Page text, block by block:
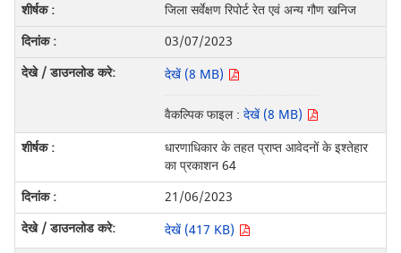
जिला सर्वेक्षण रिपोर्ट रेत एवं अन्य गौण खनिज
03/07/2023
देखें (8 MB)
वैकल्पिक फाइल : देखें (8 MB)
धारणाधिकार के तहत प्राप्त आवेदनों के इश्तेहार
का प्रकाशन 64
21/06/2023
देखें (417 KB)